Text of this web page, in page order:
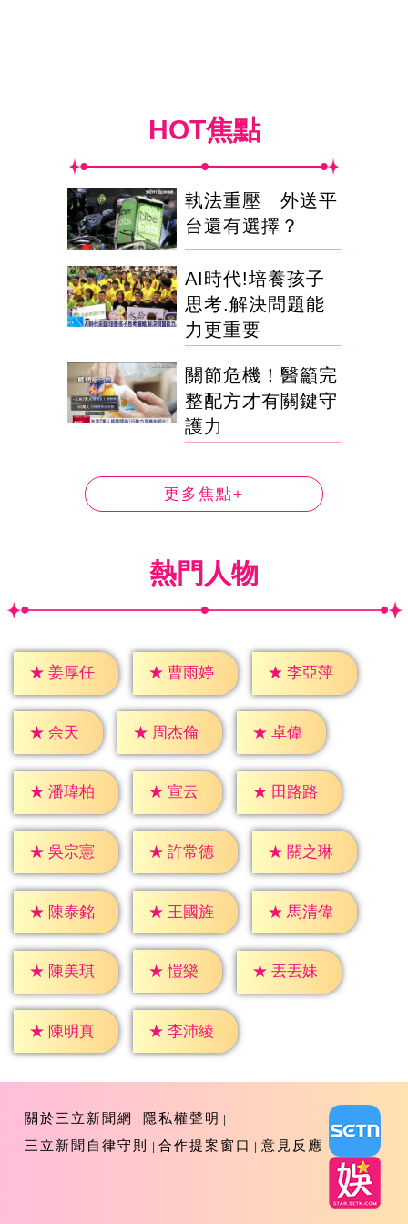
HOT焦點
執法重壓 外送平
台還有選擇？
AI時代!培養孩子
思考.解決問題能
力更重要
關節危機！醫籲完
整配方才有關鍵守
護力
更多焦點+
熱門人物
★ 姜厚任 ★ 曹雨婷 ★ 李亞萍
★ 余天 ★ 周杰倫 ★ 卓偉
★ 潘瑋柏 ★ 宣云 ★ 田路路
★ 吳宗憲 ★ 許常德 ★ 關之琳
★ 陳泰銘 ★ 王國旌 ★ 馬清偉
★ 陳美琪 ★ 愷樂 ★ 丟丟妹
★ 陳明真 ★ 李沛綾
關於三立新聞網
隱私權聲明
三立新聞自律守則
合作提案窗口 意見反應